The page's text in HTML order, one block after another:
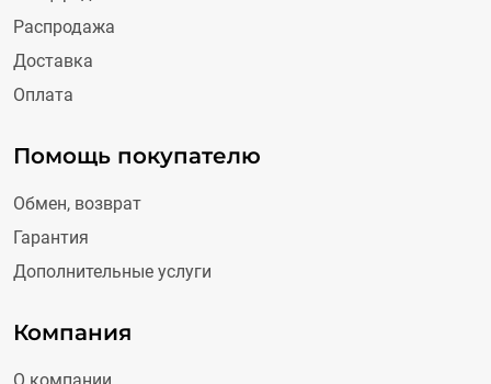
Распродажа
Доставка
Оплата
Помощь покупателю
Обмен, возврат
Гарантия
Дополнительные услуги
Компания